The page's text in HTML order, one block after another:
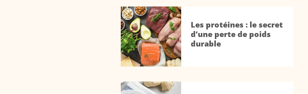
Les protéines : le secret
d’une perte de poids
durable